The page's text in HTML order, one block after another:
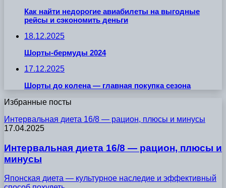
Как найти недорогие авиабилеты на выгодные
рейсы и сэкономить деньги
18.12.2025
Шорты-бермуды 2024
17.12.2025
Шорты до колена — главная покупка сезона
Избранные посты
Интервальная диета 16/8 — рацион, плюсы и минусы
17.04.2025
Интервальная диета 16/8 — рацион, плюсы и
минусы
Японская диета — культурное наследие и эффективный